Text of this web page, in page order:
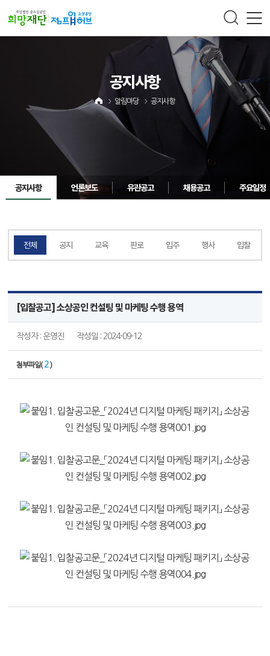
공지사항
알림마당 공지사항
공지사항 언론보도 유관공고 채용공고 주요일정
전체 공지 교육 판로 입주 행사 입찰
[입찰공고] 소상공인 컨설팅 및 마케팅 수행 용역
작성자 : 운영진 작성일 : 2024-09-12
첨부파일( 2 )